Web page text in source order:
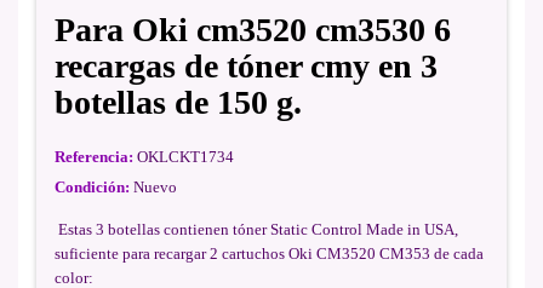
Para Oki cm3520 cm3530 6
recargas de tóner cmy en 3
botellas de 150 g.
Referencia: OKLCKT1734
Condición: Nuevo
Estas 3 botellas contienen tóner Static Control Made in USA,
suficiente para recargar 2 cartuchos Oki CM3520 CM353 de cada
color: